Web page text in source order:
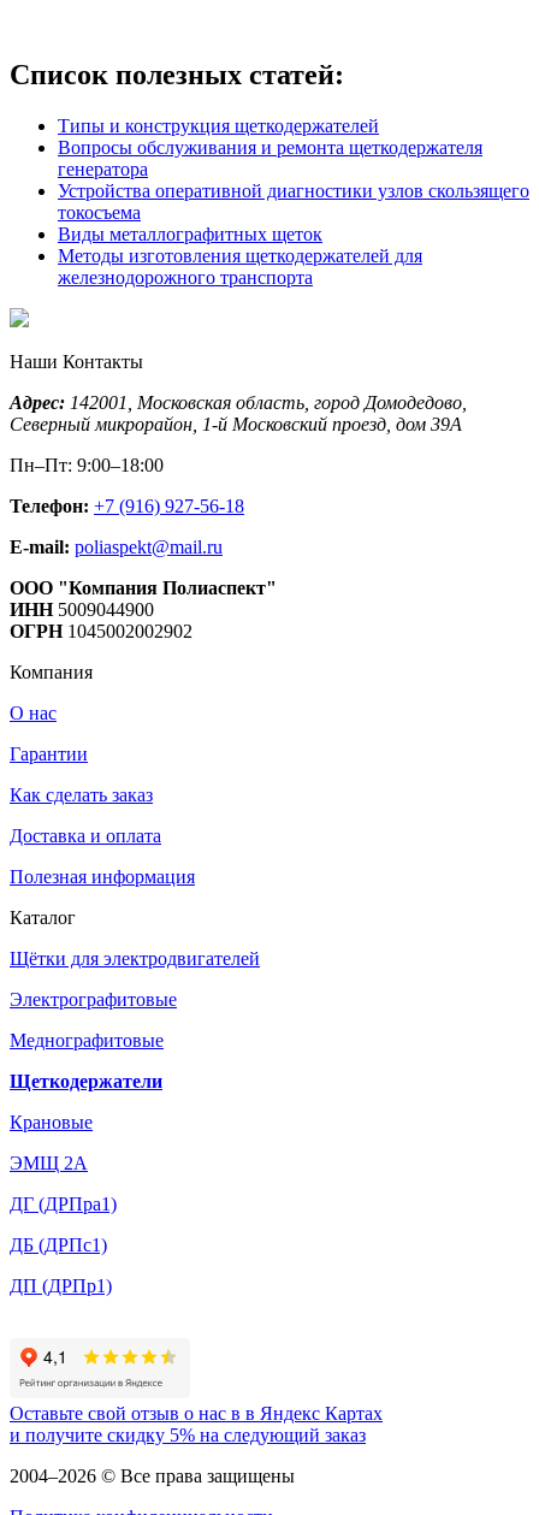
Список полезных статей:
Типы и конструкция щеткодержателей
Вопросы обслуживания и ремонта щеткодержателя
генератора
Устройства оперативной диагностики узлов скользящего
токосъема
Виды металлографитных щеток
Методы изготовления щеткодержателей для
железнодорожного транспорта
Наши Контакты
Адрес: 142001, Московская область, город Домодедово
Северный микрорайон, 1-й Московский проезд, дом 39А
Пн–Пт: 9:00–18:00
Телефон: +7 (916) 927-56-18
E-mail: poliaspekt@mail.ru
ООО "Компания Полиаспект"
ИНН5009044900
ОГРН 1045002002902
Компания
О нас
Гарантии
Как сделать заказ
Доставка и оплата
Полезная информация
Каталог
Щётки для электродвигателей
Электрографитовые
Меднографитовые
Щеткодержатели
Крановые
ЭМЩ 2А
ДГ (ДРПра1)
ДБ (ДРПс1)
ДП (ДРПр1)
Оставьте свой отзыв о нас в в Яндекс Картах
и получите скидку 5% на следующий заказ
2004–2026 © Все права защищены